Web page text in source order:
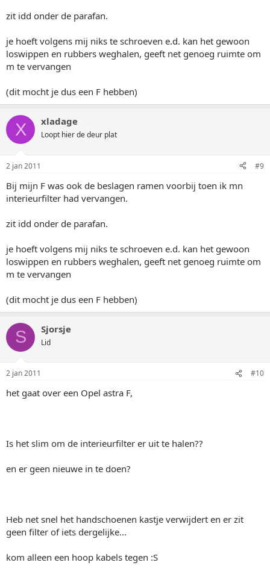
zit idd onder de parafan.
je hoeft volgens mij niks te schroeven e.d. kan het gewoon
loswippen en rubbers weghalen, geeft net genoeg ruimte om
m te vervangen
(dit mocht je dus een F hebben)
X xladage
Loopt hier de deur plat
2 jan 2011 #9
Bij mijn F was ook de beslagen ramen voorbij toen ik mn
interieurfilter had vervangen.
zit idd onder de parafan.
je hoeft volgens mij niks te schroeven e.d. kan het gewoon
loswippen en rubbers weghalen, geeft net genoeg ruimte om
m te vervangen
(dit mocht je dus een F hebben)
S Sjorsje
Lid
2 jan 2011 #10
het gaat over een Opel astra F,
Is het slim om de interieurfilter er uit te halen??
en er geen nieuwe in te doen?
Heb net snel het handschoenen kastje verwijdert en er zit
geen filter of iets dergelijke...
kom alleen een hoop kabels tegen :S